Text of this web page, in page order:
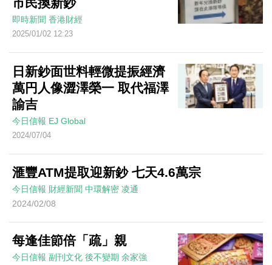
市民換新鈔
即時新聞 香港財經
2025/01/02 12:23
日新鈔面世料輕微提振經濟
萬円人像澀澤榮一 取代福澤
諭吉
今日信報 EJ Global
2024/07/04
滙豐ATM提取迎新鈔 七天4.6萬宗
今日信報 財經新聞 中環解密 凌通
2024/02/08
每逢佳節倍「疏」親
今日信報 副刊文化 後不變期 余家強